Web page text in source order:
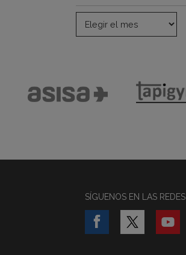
SÍGUENOS EN LAS REDES